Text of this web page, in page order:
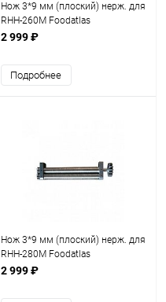
Нож 3*9 мм (плоский) нерж. для
RHH-260M Foodatlas
2 999 ₽
Подробнее
Нож 3*9 мм (плоский) нерж. для
RHH-280M Foodatlas
2 999 ₽